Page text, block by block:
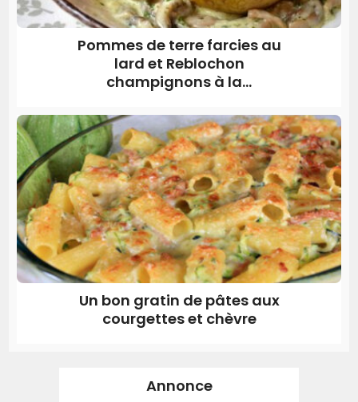
Pommes de terre farcies au
lard et Reblochon
champignons à la...
Un bon gratin de pâtes aux
courgettes et chèvre
Annonce